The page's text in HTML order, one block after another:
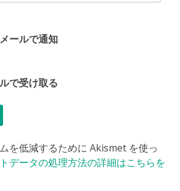
ールで通知
で受け取る
を低減するために Akismet を使っ
データの処理方法の詳細はこちらを